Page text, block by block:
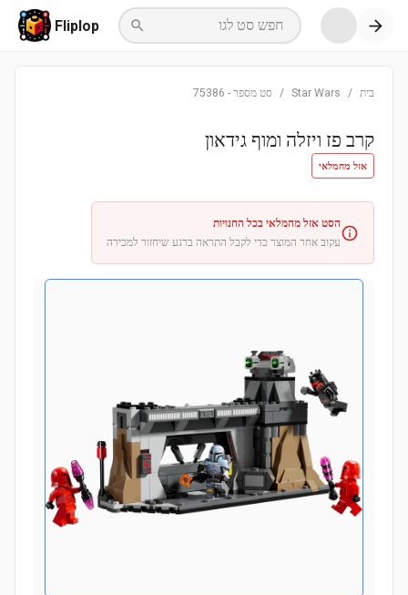
חפש סט לגו Fliplop
בית /
Star Wars
/ סט מספר -
75386
קרב פז ויזלה ומוף גידאון
אזל מהמלאי
הסט אזל מהמלאי בכל החנויות
עקוב אחר המוצר כדי לקבל התראה ברגע שיחזור למכירה